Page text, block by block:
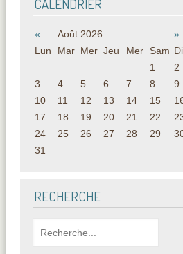
CALENDRIER
« Août 2026
»
Lun
Mar Mer Jeu Mer Sam
1
2
3
4 5 6 7 8
9
10
11 12 13 14 15
17
18 19 20 21 22
24
25 26 27 28 29
31
RECHERCHE